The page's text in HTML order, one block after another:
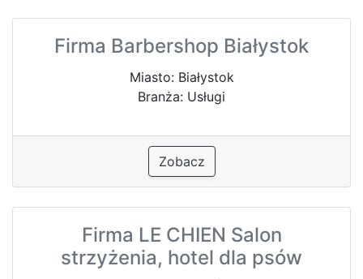
Firma Barbershop Białystok
Miasto: Białystok
Branża: Usługi
Zobacz
Firma LE CHIEN Salon
strzyżenia, hotel dla psów